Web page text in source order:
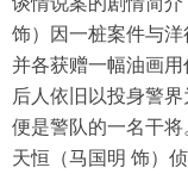
饰）因一桩案件与洋
并各获赠一幅油画
后人依旧以投身警
便是警队的一名干
天恒（马国明 饰）